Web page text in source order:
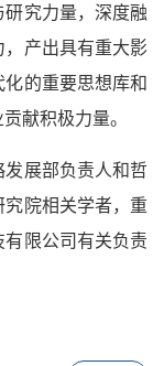
究力量，深度融
产出具有重大影
的重要思想库和
献积极力量。
发展部负责人和哲
院相关学者，重
有限公司有关负责